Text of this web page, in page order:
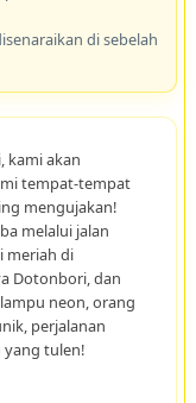
di sebelah
kami akan
tempat-tempat
mengujakan!
melalui jalan
meriah di
Dotonbori, dan
neon, orang
perjalanan
yang tulen!